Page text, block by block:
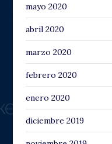
mayo 2020
abril 2020
marzo 2020
febrero 2020
enero 2020
diciembre 2019